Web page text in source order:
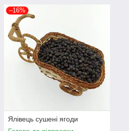
–16%
Ялівець сушені ягоди